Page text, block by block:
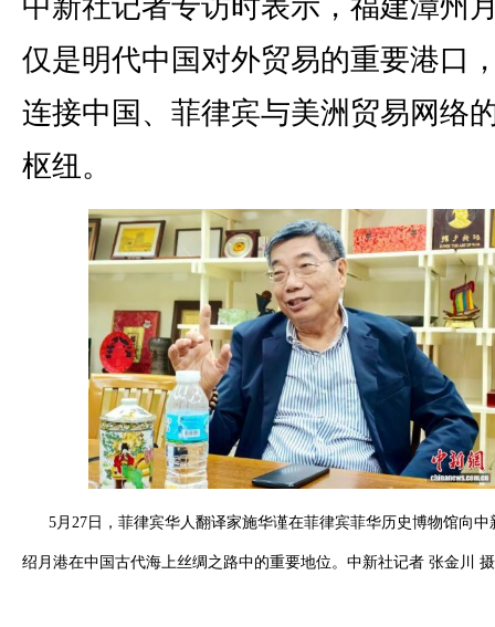
中新社记者专访时表示，福建漳州
仅是明代中国对外贸易的重要港口
连接中国、菲律宾与美洲贸易网络
枢纽。
5月27日，菲律宾华人翻译家施华谨在菲律宾菲华历史博物馆向中
绍月港在中国古代海上丝绸之路中的重要地位。中新社记者 张金川 摄